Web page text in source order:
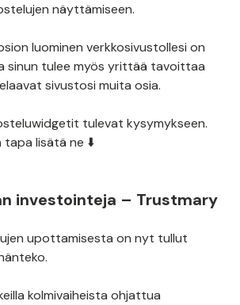
näyttämiseen.
luominen verkkosivustollesi on
sinun tulee myös yrittää tavoittaa
sivustosi muita osia.
tulevat kysymykseen.
tapa lisätä ne ⬇️
investointeja – Trustmary
upottamisesta on nyt tullut
kolmivaiheista ohjattua